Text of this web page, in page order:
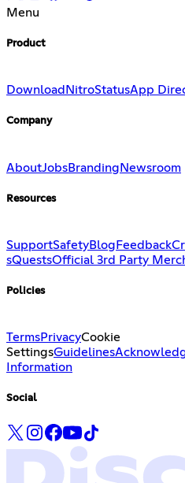
Menu
Product
Download NitroStatusApp
Company
AboutJobsBrandingNewsroom
Resources
SupportSafetyBlog Feedback
sQuestsOfficial 3rd Party
Policies
TermsPrivacyCookie
SettingsGuidelines
Information
Social